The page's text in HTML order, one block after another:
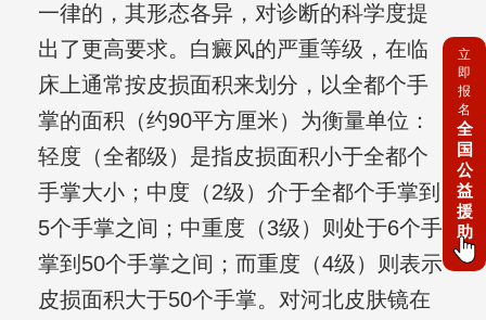
一律的，其形态各异，对诊断的科学度提
出了更高要求。白癜风的严重等级，在临
床上通常按皮损面积来划分，以全都个手
掌的面积（约90平方厘米）为衡量单位：
轻度（全都级）是指皮损面积小于全都个
手掌大小；中度（2级）介于全都个手掌到
5个手掌之间；中重度（3级）则处于6个手
掌到50个手掌之间；而重度（4级）则表示
皮损面积大于50个手掌。对河北皮肤镜在
立
即
报
名
全
国
公
益
援
助